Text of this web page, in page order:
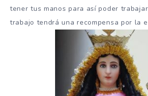
tener tus manos para así poder
trabajo tendrá una recompensa por la